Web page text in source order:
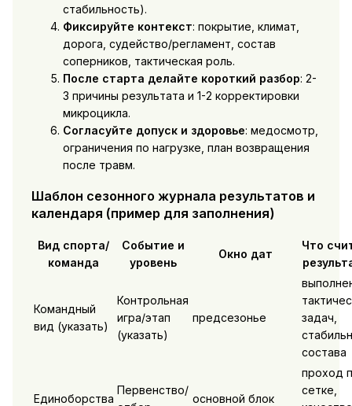
стабильность).
Фиксируйте контекст: покрытие, климат,
дорога, судейство/регламент, состав
соперников, тактическая роль.
После старта делайте короткий разбор: 2-
3 причины результата и 1-2 корректировки
микроцикла.
Согласуйте допуск и здоровье: медосмотр,
ограничения по нагрузке, план возвращения
после травм.
Шаблон сезонного журнала результатов и
календаря (пример для заполнения)
Вид спорта/
команда
Событие и
уровень
Окно дат
Что
Командный
вид (указать)
Контрольная
игра/этап
(указать)
предсезонье
задач,
состава
Единоборства
Первенство/
основной блок
проход
сетке,